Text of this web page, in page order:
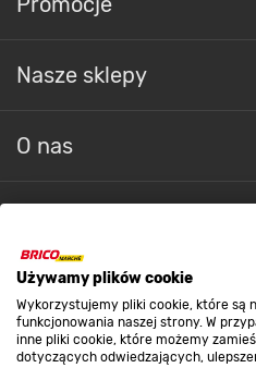
Używamy plików cookie
Wykorzystujemy pliki cookie, które są
funkcjonowania naszej strony. W
inne pliki cookie, które możemy
dotyczących odwiedzających,
Nasze sklepy
O nas
Strefa biznesu